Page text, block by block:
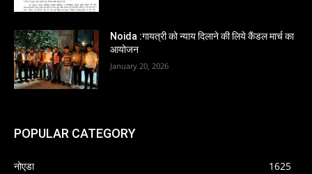
Noida :गायत्री को न्याय दिलाने की लिये कैंडल मार्च का
आयोजन
January 20, 2026
POPULAR CATEGORY
नोएडा
1625